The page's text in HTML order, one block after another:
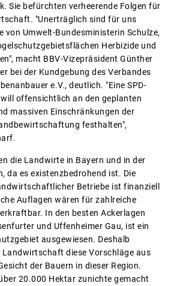
Sie befürchten verheerende Folgen für
"Unerträglich sind für uns
von Umwelt-Bundesministerin Schulze,
Herbizide und
macht BBV-Vizepräsident Günther
bei der Kundgebung des Verbandes
e.V., deutlich. "Eine SPD-
offensichtlich an den geplanten
massiven Einschränkungen der
festhalten",
die Landwirte in Bayern und in der
da es existenzbedrohend ist. Die
Betriebe ist finanziell
Auflagen wären für zahlreiche
In den besten Ackerlagen
und Uffenheimer Gau, ist ein
ausgewiesen. Deshalb
Landwirtschaft diese Vorschläge aus
der Bauern in dieser Region.
20.000 Hektar zunichte gemacht